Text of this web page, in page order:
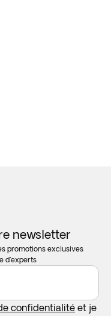
newsletter
promotions exclusives
d'experts
confidentialité et je